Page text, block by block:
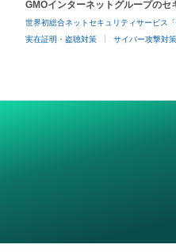
GMOインターネットグループのセ
世界初総合ネットセキュリティサービス
実在証明・盗聴対策 サイバー攻撃対